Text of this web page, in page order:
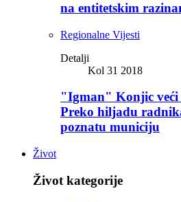
na entitetskim
Regionalne Vijesti
Detalji
Kol 31 2018
"Igman" Konjic veći
Preko hiljadu
poznatu municiju
Život
Život kategorije